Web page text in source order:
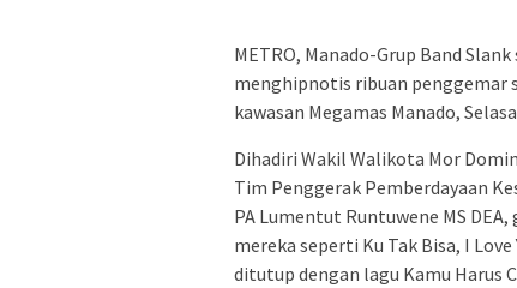
METRO, Manado-Grup Band
menghipnotis ribuan penggemar
kawasan Megamas Manado,
Dihadiri Wakil Walikota Mor
Tim Penggerak Pemberdayaan
PA Lumentut Runtuwene MS
mereka seperti Ku Tak Bisa, I
ditutup dengan lagu Kamu Harus